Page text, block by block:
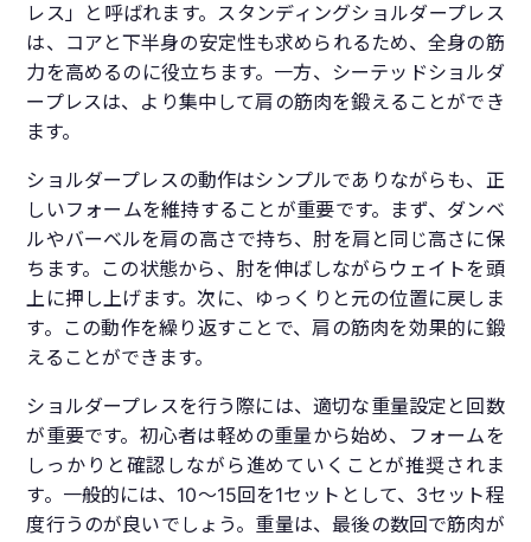
レス」と呼ばれます。スタンディングショルダープレス
は、コアと下半身の安定性も求められるため、全身の筋
力を高めるのに役立ちます。一方、シーテッドショルダ
ープレスは、より集中して肩の筋肉を鍛えることができ
ます。
ショルダープレスの動作はシンプルでありながらも、正
しいフォームを維持することが重要です。まず、ダンベ
ルやバーベルを肩の高さで持ち、肘を肩と同じ高さに保
ちます。この状態から、肘を伸ばしながらウェイトを頭
上に押し上げます。次に、ゆっくりと元の位置に戻しま
す。この動作を繰り返すことで、肩の筋肉を効果的に鍛
えることができます。
ショルダープレスを行う際には、適切な重量設定と回数
が重要です。初心者は軽めの重量から始め、フォームを
しっかりと確認しながら進めていくことが推奨されま
す。一般的には、10〜15回を1セットとして、3セット程
度行うのが良いでしょう。重量は、最後の数回で筋肉が